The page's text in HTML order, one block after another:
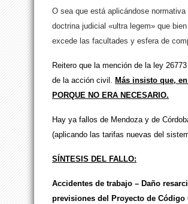
O sea que está aplicándose
doctrina judicial «ultra legem» que
excede las facultades y esfera de
Reitero que la mención de la ley
de la acción civil. Más insisto que,
PORQUE NO ERA NECESARIO.
Hay ya fallos de Mendoza y de
(aplicando las tarifas nuevas del
SÍNTESIS DEL FALLO:
Accidentes de trabajo – Daño
previsiones del Proyecto de Código